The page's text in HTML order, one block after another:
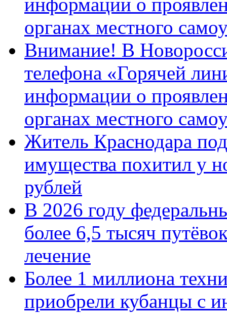
органах местного
Внимание! В
телефона «Горячей
информации о
органах местного
Житель Краснодара
имущества похитил у
рублей
В 2026 году
более 6,5 тысяч
лечение
Более 1 миллиона
приобрели кубанцы с